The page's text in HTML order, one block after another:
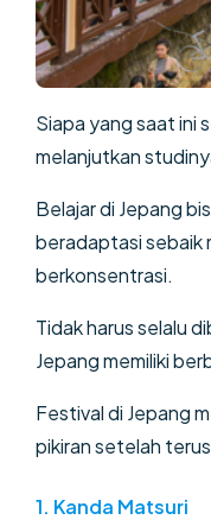
Siapa yang saat ini
melanjutkan
Belajar di Jepang
beradaptasi sebaik
berkonsentrasi.
Tidak harus selalu
Jepang memiliki
Festival di Jepang
pikiran setelah
1. Kanda Matsuri